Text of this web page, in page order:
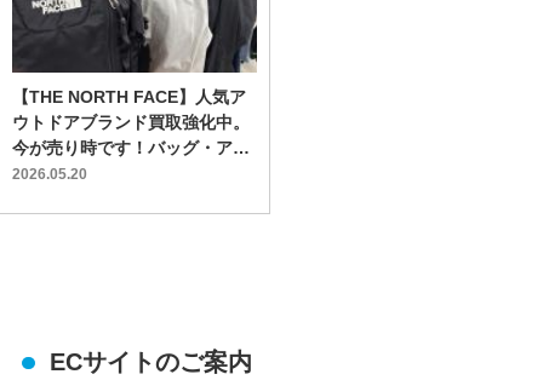
【THE NORTH FACE】人気ア
ウトドアブランド買取強化中。
今が売り時です！バッグ・アウ
ター大募集！
2026.05.20
ECサイトのご案内